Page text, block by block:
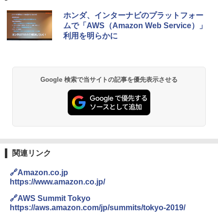
ホンダ、インターナビのプラットフォー
ムで「AWS（Amazon Web Service）」
利用を明らかに
Google 検索で当サイトの記事を優先表示させる
関連リンク
🔗Amazon.co.jp
https://www.amazon.co.jp/
🔗AWS Summit Tokyo
https://aws.amazon.com/jp/summits/tokyo-2019/